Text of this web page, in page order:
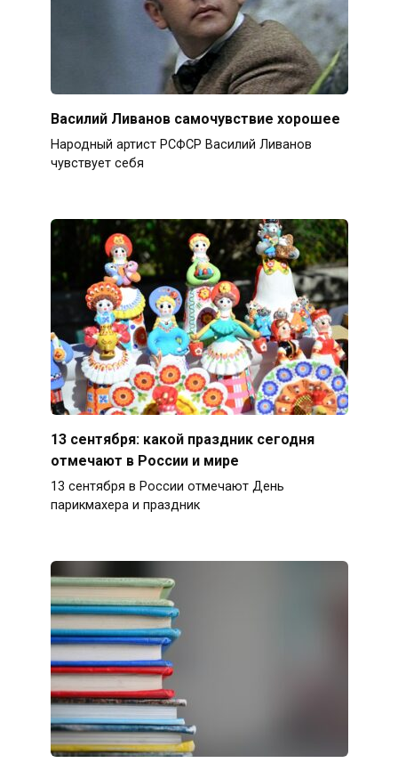
Василий Ливанов самочувствие хорошее
Народный артист РСФСР Василий Ливанов
чувствует себя
13 сентября: какой праздник сегодня
отмечают в России и мире
13 сентября в России отмечают День
парикмахера и праздник